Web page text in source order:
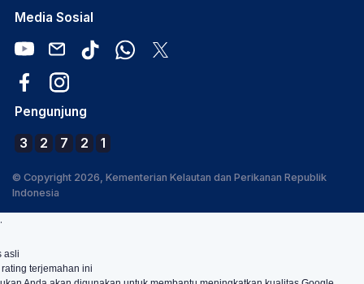
Media Sosial
Pengunjung
3 2 7 2 1
© Copyright 2026, Kementerian Kelautan dan Perikanan Republik
Indonesia
.
asli
terjemahan ini